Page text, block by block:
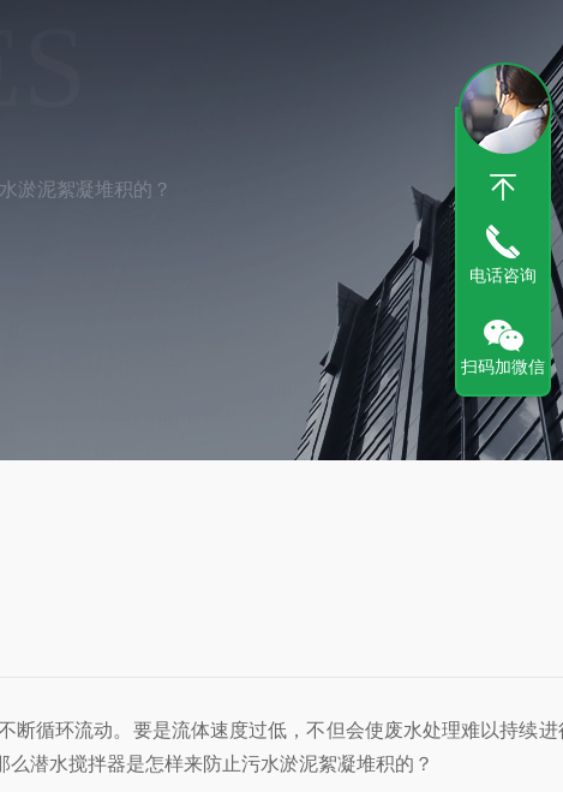
淤泥絮凝堆积的？
循环流动。要是流体速度过低，不但会使废水处理难以持续进
潜水搅拌器是怎样来防止污水淤泥絮凝堆积的？
电话咨询
扫码加微信